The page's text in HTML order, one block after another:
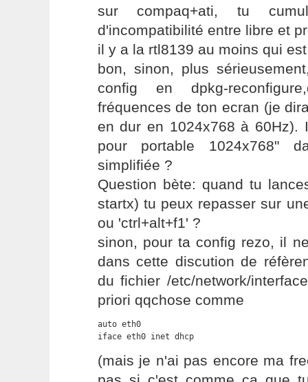
sur compaq+ati, tu
d'incompatibilité entre libre et
il y a la rtl8139 au moins qui
bon, sinon, plus
config en dpkg-
fréquences de ton ecran (je
en dur en 1024x768 à 60Hz).
pour portable 1024x768"
simplifiée ?
Question bète: quand tu
startx) tu peux repasser sur
ou 'ctrl+alt+f1' ?
sinon, pour ta config rezo, il
dans cette discution de
du fichier /etc/network/
priori qqchose comme
auto eth0
iface eth0 inet dhcp
(mais je n'ai pas encore ma